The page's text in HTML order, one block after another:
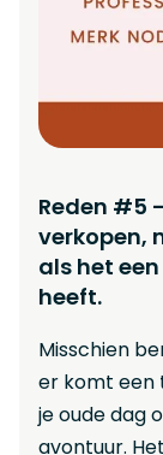
Reden #5
verkopen,
als het
heeft.
Misschien
er komt een
je oude dag
avontuur.